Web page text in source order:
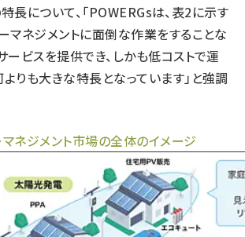
長について、「POWERGsは、表2に示す
マネジメントに面倒な作業をすることな
ービスを提供でき、しかも低コストで運
りも大きな特長となっています」と強調
ネジメント市場の全体のイメージ